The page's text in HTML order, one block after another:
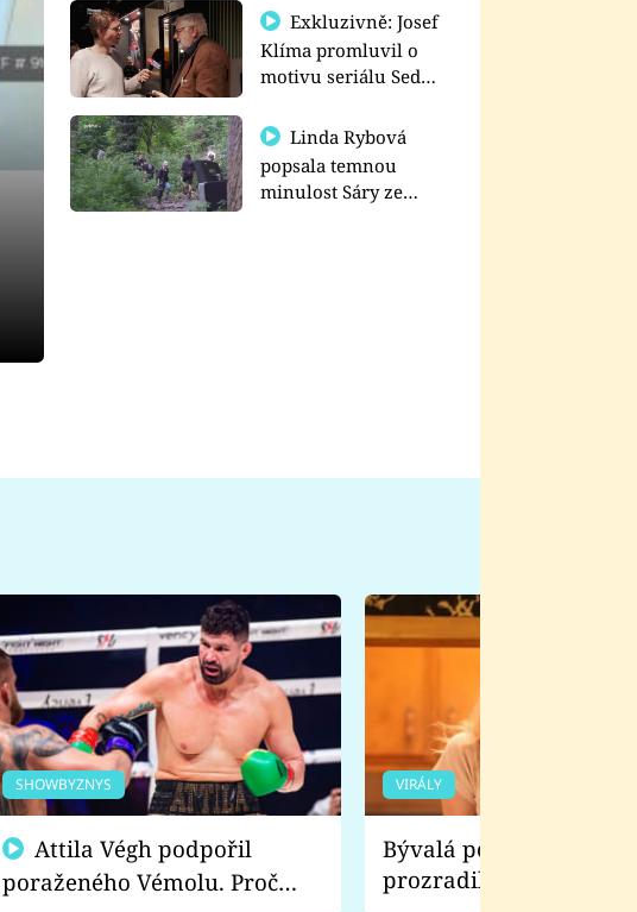
prima+
Exkluzivně: Josef
Klíma promluvil o
motivu seriálu Sedm
Linda Rybová
popsala temnou
minulost Sáry ze
SHOWBYZNYS
poraženého Vémolu. Proč
VIRÁLY
Bývalá pornoherečka
prozradila, co ji